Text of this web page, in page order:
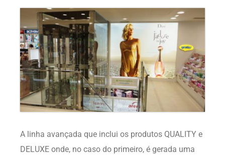
A linha avançada que inclui os produtos QUALITY e
DELUXE onde, no caso do primeiro, é gerada uma